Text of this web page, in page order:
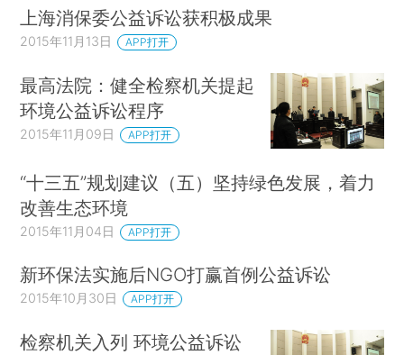
上海消保委公益诉讼获积极成果
2015年11月13日 APP打开
最高法院：健全检察机关提起
环境公益诉讼程序
2015年11月09日 APP打开
“十三五”规划建议（五）坚持绿色发展，着力
改善生态环境
2015年11月04日 APP打开
新环保法实施后NGO打赢首例公益诉讼
2015年10月30日 APP打开
检察机关入列 环境公益诉讼